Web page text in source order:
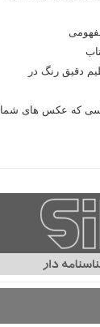
دقیق رنگ در
که عکس های شما